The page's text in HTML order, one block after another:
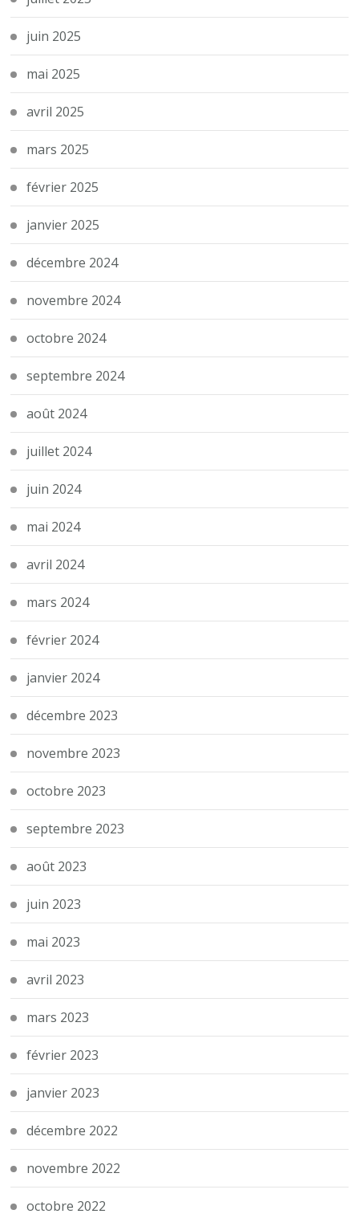
juin 2025
mai 2025
avril 2025
mars 2025
février 2025
janvier 2025
décembre 2024
novembre 2024
octobre 2024
septembre 2024
août 2024
juillet 2024
juin 2024
mai 2024
avril 2024
mars 2024
février 2024
janvier 2024
décembre 2023
novembre 2023
octobre 2023
septembre 2023
août 2023
juin 2023
mai 2023
avril 2023
mars 2023
février 2023
janvier 2023
décembre 2022
novembre 2022
octobre 2022